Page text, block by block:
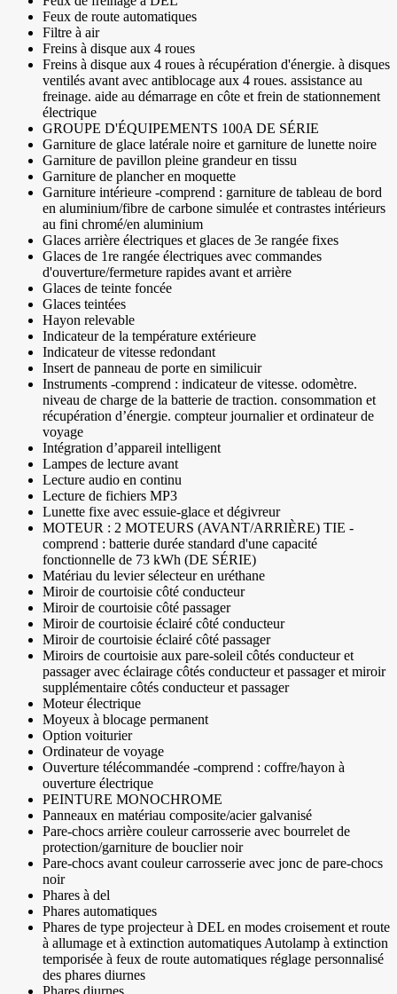
Feux de route automatiques
Filtre à air
Freins à disque aux 4 roues
Freins à disque aux 4 roues à récupération d'énergie. à disques
ventilés avant avec antiblocage aux 4 roues. assistance au
freinage. aide au démarrage en côte et frein de stationnement
électrique
GROUPE D'ÉQUIPEMENTS 100A DE SÉRIE
Garniture de glace latérale noire et garniture de lunette noire
Garniture de pavillon pleine grandeur en tissu
Garniture de plancher en moquette
Garniture intérieure -comprend : garniture de tableau de bord
en aluminium/fibre de carbone simulée et contrastes intérieurs
au fini chromé/en aluminium
Glaces arrière électriques et glaces de 3e rangée fixes
Glaces de 1re rangée électriques avec commandes
d'ouverture/fermeture rapides avant et arrière
Glaces de teinte foncée
Glaces teintées
Hayon relevable
Indicateur de la température extérieure
Indicateur de vitesse redondant
Insert de panneau de porte en similicuir
Instruments -comprend : indicateur de vitesse. odomètre.
niveau de charge de la batterie de traction. consommation et
récupération d’énergie. compteur journalier et ordinateur de
voyage
Intégration d’appareil intelligent
Lampes de lecture avant
Lecture audio en continu
Lecture de fichiers MP3
Lunette fixe avec essuie-glace et dégivreur
MOTEUR : 2 MOTEURS (AVANT/ARRIÈRE) TIE -
comprend : batterie durée standard d'une capacité
fonctionnelle de 73 kWh (DE SÉRIE)
Matériau du levier sélecteur en uréthane
Miroir de courtoisie côté conducteur
Miroir de courtoisie côté passager
Miroir de courtoisie éclairé côté conducteur
Miroir de courtoisie éclairé côté passager
Miroirs de courtoisie aux pare-soleil côtés conducteur et
passager avec éclairage côtés conducteur et passager et miroir
supplémentaire côtés conducteur et passager
Moteur électrique
Moyeux à blocage permanent
Option voiturier
Ordinateur de voyage
Ouverture télécommandée -comprend : coffre/hayon à
ouverture électrique
PEINTURE MONOCHROME
Panneaux en matériau composite/acier galvanisé
Pare-chocs arrière couleur carrosserie avec bourrelet de
protection/garniture de bouclier noir
Pare-chocs avant couleur carrosserie avec jonc de pare-chocs
noir
Phares à del
Phares automatiques
Phares de type projecteur à DEL en modes croisement et route
à allumage et à extinction automatiques Autolamp à extinction
temporisée à feux de route automatiques réglage personnalisé
des phares diurnes
Phares diurnes